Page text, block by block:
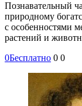
Познавательный
природному
с особенностями
растений и
0Бесплатно 0 0